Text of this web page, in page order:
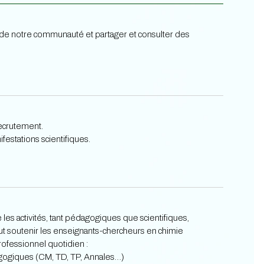
notre communauté et partager et consulter des
scientifiques.
activités, tant pédagogiques que scientifiques,
soutenir les enseignants-chercheurs en chimie
quotidien :
(CM, TD, TP, Annales…)